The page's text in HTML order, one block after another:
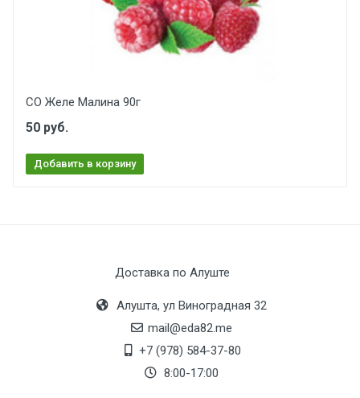
СО Желе Малина 90г
50 руб.
Добавить в корзину
Доставка по Алуште
Алушта, ул Виноградная 32
mail@eda82.me
+7 (978) 584-37-80
8:00-17:00